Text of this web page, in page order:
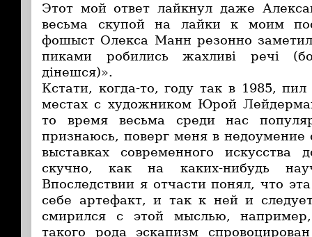
Этот мой ответ лайкнул даже
весьма скупой на лайки к моим
фошыст Олекса Манн резонно
пиками робились жахливі речі
дінешся)».
Кстати, когда-то, году так в 1985,
местах с художником Юрой
то время весьма среди нас
признаюсь, поверг меня в недоумение
выставках современного
скучно, как на каких-нибудь
Впоследствии я отчасти понял, что
себе артефакт, и так к ней и
смирился с этой мыслью,
такого рода эскапизм